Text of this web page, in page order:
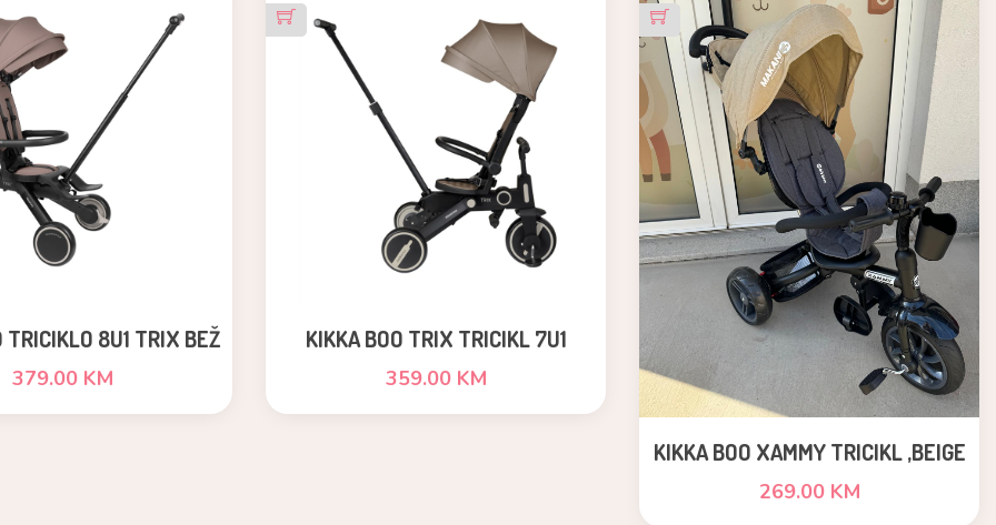
TRICIKLO 8U1 TRIX BEŽ
379.00 KM
KIKKA BOO TRIX TRICIKL 7U1
359.00 KM
KIKKA BOO XAMMY TRICIKL ,BEIGE
269.00 KM